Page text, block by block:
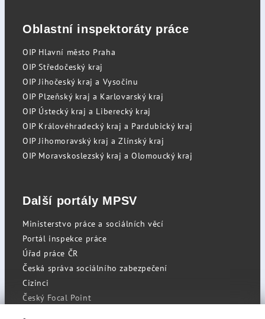
Oblastní inspektoráty práce
OIP Hlavní město Praha
OIP Středočeský kraj
OIP Jihočeský kraj a Vysočinu
OIP Plzeňský kraj a Karlovarský kraj
OIP Ústecký kraj a Liberecký kraj
OIP Královéhradecký kraj a Pardubický kraj
OIP Jihomoravský kraj a Zlínský kraj
OIP Moravskoslezský kraj a Olomoucký kraj
Další portály MPSV
Ministerstvo práce a sociálních věcí
Portál inspekce práce
Úřad práce ČR
Česká správa sociálního zabezpečení
Cizinci
Český Focal Point